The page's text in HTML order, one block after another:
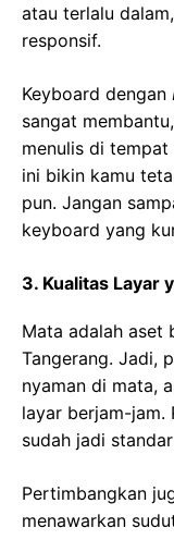
atau terlalu
responsif.
Keyboard dengan
sangat
menulis di
ini bikin kamu
pun. Jangan
keyboard yang
3. Kualitas Layar
Mata adalah aset
Tangerang. Jadi,
nyaman di mata,
layar berjam-jam.
sudah jadi
Pertimbangkan
menawarkan